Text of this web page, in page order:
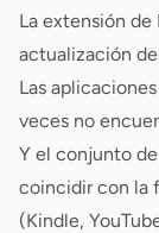
La extensión de
actualización
Las
veces no
Y el conjunto
coincidir con la
(Kindle,